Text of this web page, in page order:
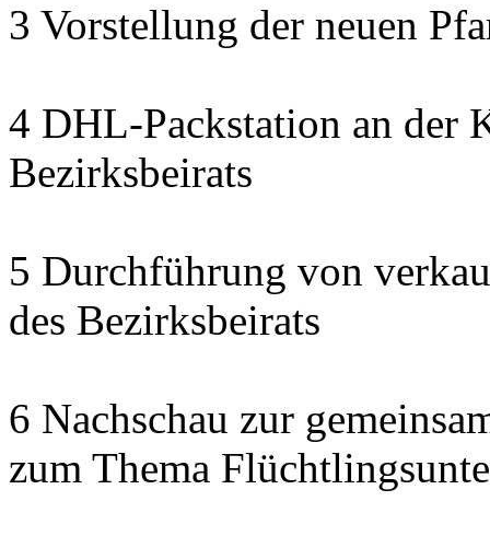
3 Vorstellung der neuen
4 DHL-Packstation an der
Bezirksbeirats
5 Durchführung von
des Bezirksbeirats
6 Nachschau zur
zum Thema